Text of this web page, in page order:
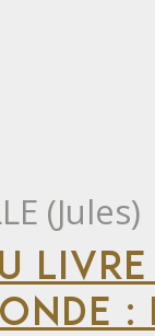
(Jules)
: